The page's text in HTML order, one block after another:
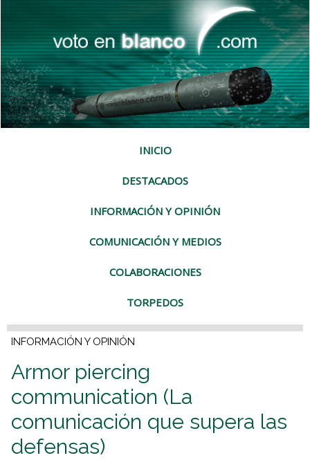
INICIO
DESTACADOS
INFORMACIÓN Y OPINIÓN
COMUNICACIÓN Y MEDIOS
COLABORACIONES
TORPEDOS
INFORMACIÓN Y OPINIÓN
Armor piercing
communication (La
comunicación que supera las
defensas)